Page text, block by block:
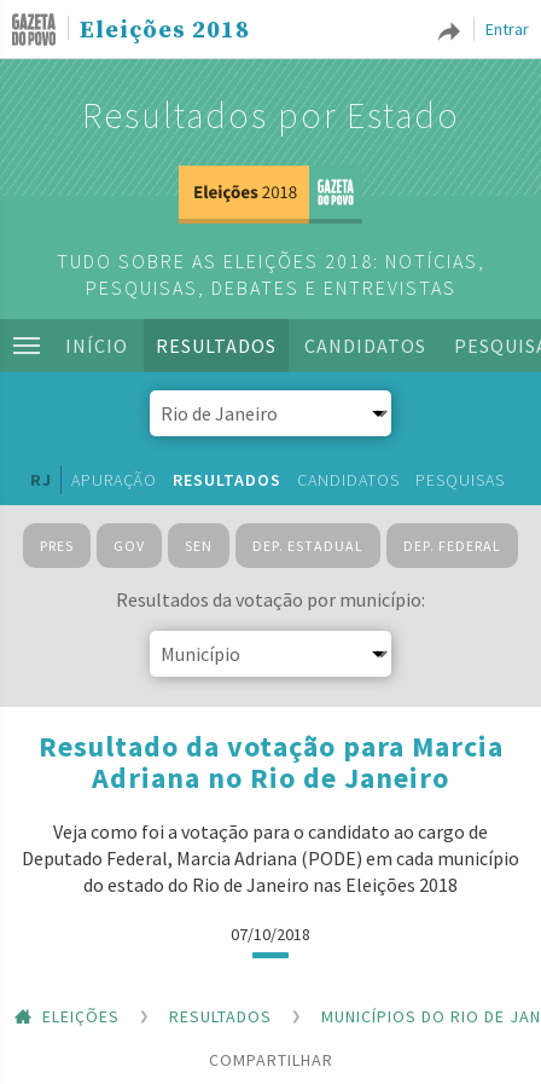
Entrar
Eleições 2018
Resultados por Estado
TUDO SOBRE AS ELEIÇÕES 2018: NOTÍCIAS,
PESQUISAS, DEBATES E ENTREVISTAS
INÍCIO RESULTADOS CANDIDATOS
RJ APURAÇÃO RESULTADOS CANDIDATOS PESQUISAS
PRES GOV SEN DEP. ESTADUAL DEP. FEDERAL
Resultados da votação por município:
Resultado da votação para Marcia
Adriana no Rio de Janeiro
Veja como foi a votação para o candidato ao cargo de
Deputado Federal, Marcia Adriana (PODE) em cada município
do estado do Rio de Janeiro nas Eleições 2018
07/10/2018
ELEIÇÕES RESULTADOS
MUNICÍPIOS DO RIO DE
COMPARTILHAR